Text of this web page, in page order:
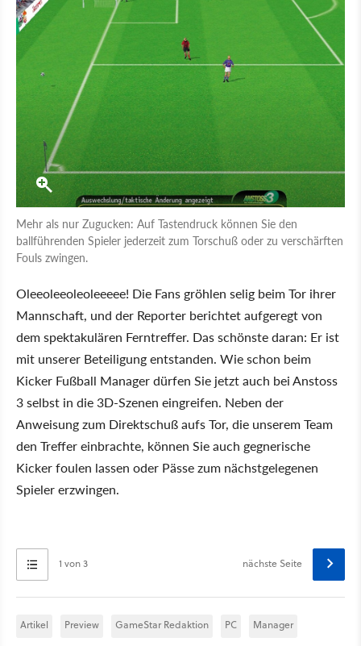
Mehr als nur Zugucken: Auf Tastendruck können Sie den
ballführenden Spieler jederzeit zum Torschuß oder zu verschärften
Fouls zwingen.
Oleeoleeoleoleeeee! Die Fans gröhlen selig beim Tor ihrer
Mannschaft, und der Reporter berichtet aufgeregt von
dem spektakulären Ferntreffer. Das schönste daran: Er ist
mit unserer Beteiligung entstanden. Wie schon beim
Kicker Fußball Manager dürfen Sie jetzt auch bei Anstoss
3 selbst in die 3D-Szenen eingreifen. Neben der
Anweisung zum Direktschuß aufs Tor, die unserem Team
den Treffer einbrachte, können Sie auch gegnerische
Kicker foulen lassen oder Pässe zum nächstgelegenen
Spieler erzwingen.
1 von 3 nächste Seite
Artikel Preview GameStar Redaktion PC Manager